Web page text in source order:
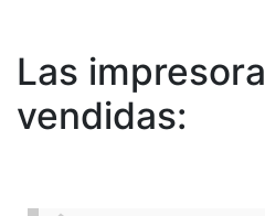
Las
vendidas: